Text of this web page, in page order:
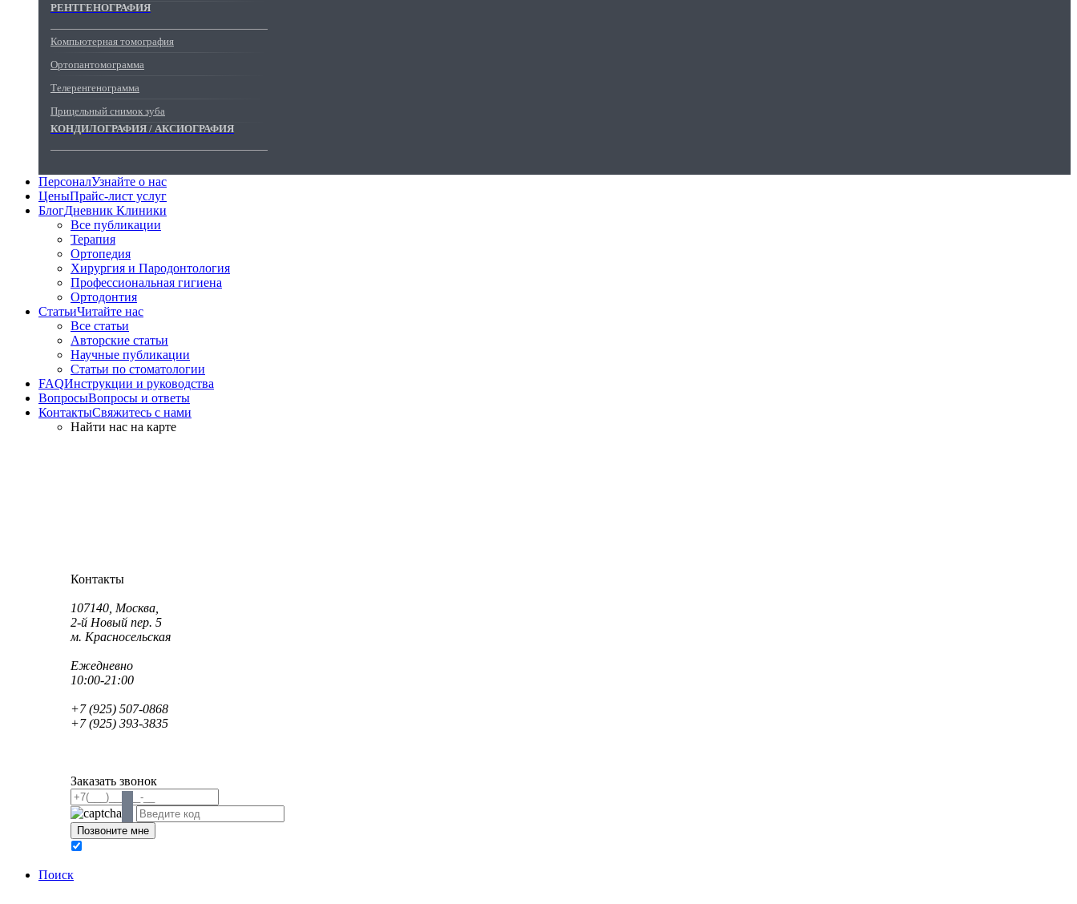
РЕНТГЕНОГРАФИЯ
Компьютерная томография
Ортопантомограмма
Телеренгенограмма
Прицельный снимок зуба
КОНДИЛОГРАФИЯ / АКСИОГРАФИЯ
ПерсоналУзнайте о нас
ЦеныПрайс-лист услуг
БлогДневник Клиники
Все публикации
Терапия
Ортопедия
Хирургия и Пародонтология
Профессиональная гигиена
Ортодонтия
СтатьиЧитайте нас
Все статьи
Авторские статьи
Научные публикации
Статьи по стоматологии
FAQИнструкции и руководства
ВопросыВопросы и ответы
КонтактыСвяжитесь с нами
Найти нас на карте
Контакты
107140, Москва,
2-й Новый пер. 5
м. Красносельская
Ежедневно
10:00-21:00
+7 (925) 507-0868
+7 (925) 393-3835
Заказать звонок
Поиск